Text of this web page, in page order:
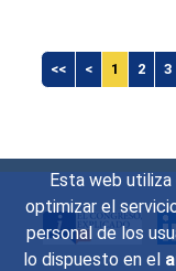
Esta web
optimizar el
personal de los
lo dispuesto en el
<< < 1 2 3